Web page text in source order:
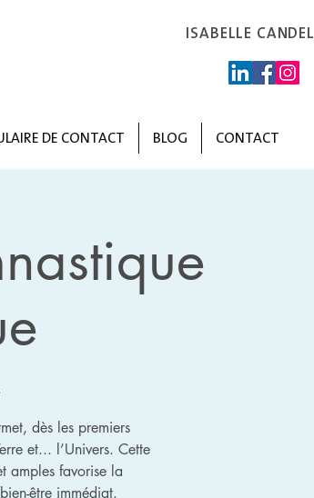
ISABELLE CANDEL
DE CONTACT BLOG CONTACT
dès les premiers
et... l’Univers. Cette
amples favorise la
être immédiat.